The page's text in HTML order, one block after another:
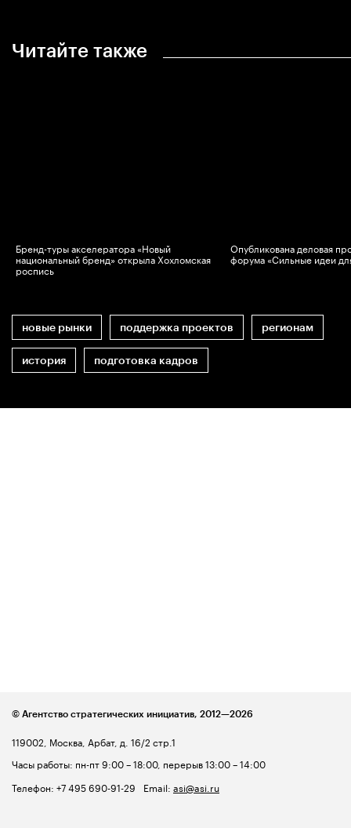
Читайте также
Бренд-туры акселератора «Новый
национальный бренд» открыла Хохломская
роспись
Опубликована деловая
форума «Сильные идеи
новые рынки поддержка проектов регионам
история подготовка кадров
119002, Москва, Арбат, д. 16/2 стр.1
Часы работы: пн-пт 9:00 – 18:00, перерыв 13:00 – 14:00
Телефон: +7 495 690-91-29 Email: asi@asi.ru
© Агентство стратегических инициатив, 2012—2026